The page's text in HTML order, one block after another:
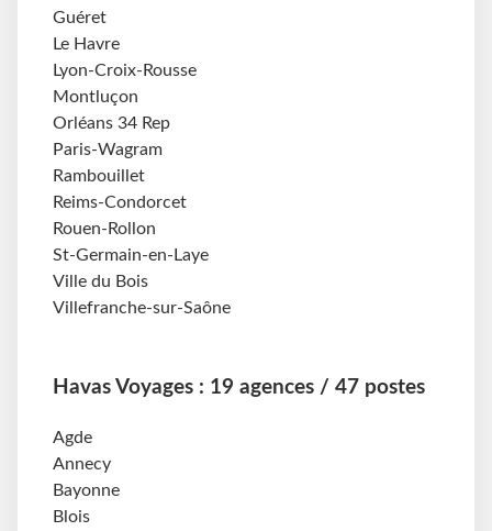
Guéret
Le Havre
Lyon-Croix-Rousse
Montluçon
Orléans 34 Rep
Paris-Wagram
Rambouillet
Reims-Condorcet
Rouen-Rollon
St-Germain-en-Laye
Ville du Bois
Villefranche-sur-Saône
Havas Voyages : 19 agences / 47 postes
Agde
Annecy
Bayonne
Blois